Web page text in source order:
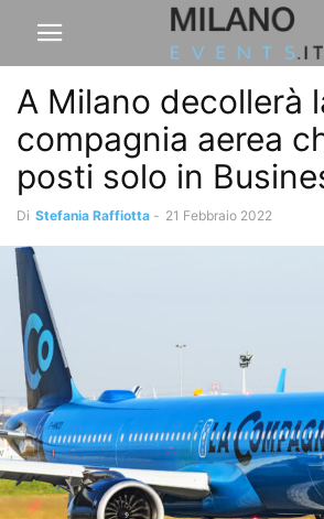
A Milano decollerà
compagnia aerea
posti solo in
Di Stefania Raffiotta - 21 Febbraio 2022